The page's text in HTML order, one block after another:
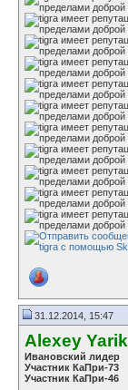
31.12.2014, 15:47
Alexey Yarik
Ивановский лидер
Участник КаПри-73
Участник КаПри-46